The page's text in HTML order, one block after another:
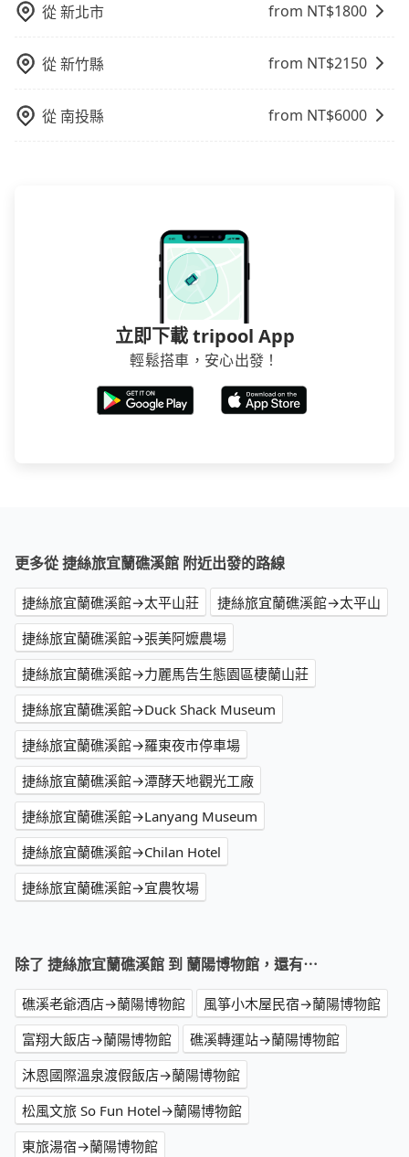
從新北市 from NT$1800
從新竹縣 from NT$2150
從 南投縣 from NT$6000
立即下載 tripool App
輕鬆搭車，安心出發！
更多從 捷絲旅宜蘭礁溪館 附近出發的路線
捷絲旅宜蘭礁溪館→太平山莊
捷絲旅宜蘭礁溪館→太平山
捷絲旅宜蘭礁溪館→張美阿嬤農場
捷絲旅宜蘭礁溪館→力麗馬告生態園區棲蘭山莊
捷絲旅宜蘭礁溪館→Duck Shack Museum
捷絲旅宜蘭礁溪館→羅東夜市停車場
捷絲旅宜蘭礁溪館→潭酵天地觀光工廠
捷絲旅宜蘭礁溪館→Lanyang Museum
捷絲旅宜蘭礁溪館→Chilan Hotel
捷絲旅宜蘭礁溪館→宜農牧場
除了 捷絲旅宜蘭礁溪館 到 蘭陽博物館，還有⋯
礁溪老爺酒店→蘭陽博物館
風箏小木屋民宿→蘭陽博物館
富翔大飯店→蘭陽博物館
礁溪轉運站→蘭陽博物館
沐恩國際溫泉渡假飯店→蘭陽博物館
松風文旅 So Fun Hotel→蘭陽博物館
東旅湯宿→蘭陽博物館